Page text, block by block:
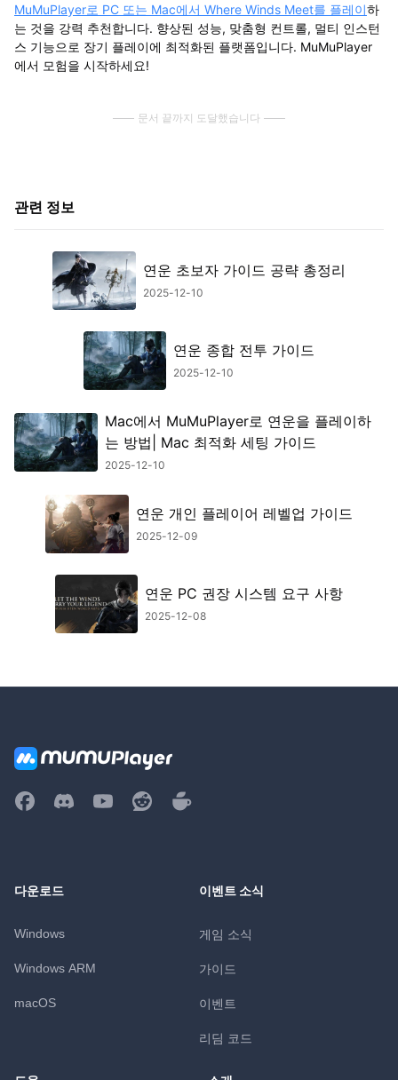
MuMuPlayer로 PC 또는 Mac에서 Where Winds Meet를 플레이하
는 것을 강력 추천합니다. 향상된 성능, 맞춤형 컨트롤, 멀티 인스턴
스 기능으로 장기 플레이에 최적화된 플랫폼입니다. MuMuPlayer
에서 모험을 시작하세요!
문서 끝까지 도달했습니다
관련 정보
연운 초보자 가이드 공략 총정리
2025-12-10
연운 종합 전투 가이드
2025-12-10
Mac에서 MuMuPlayer로 연운을 플레이하
는 방법| Mac 최적화 세팅 가이드
2025-12-10
연운 개인 플레이어 레벨업 가이드
2025-12-09
연운 PC 권장 시스템 요구 사항
2025-12-08
다운로드
Windows
Windows ARM
macOS
이벤트 소식
게임 소식
가이드
이벤트
리딤 코드